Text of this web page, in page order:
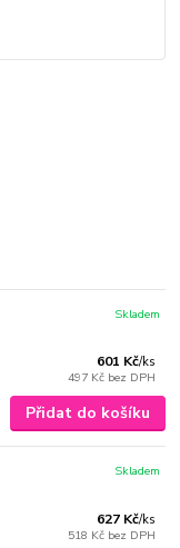
601 Kč/ks
497 Kč bez DPH
Skladem
Přidat do košíku
627 Kč/ks
518 Kč bez DPH
Skladem